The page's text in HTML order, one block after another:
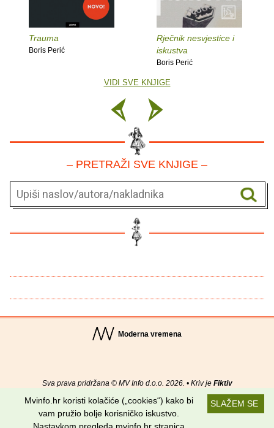
Trauma
Boris Perić
Rječnik nesvjestice i
iskustva
Boris Perić
VIDI SVE KNJIGE
– PRETRAŽI SVE KNJIGE –
Moderna vremena
Sva prava pridržana © MV Info d.o.o. 2026. • Kriv je Fiktiv
O nama• Pomoć•Uvjeti korištenja•RSS kanaliSLAŽEM SE
Mvinfo.hr koristi kolačiće („cookies“) kako bi
vam pružio bolje korisničko iskustvo.